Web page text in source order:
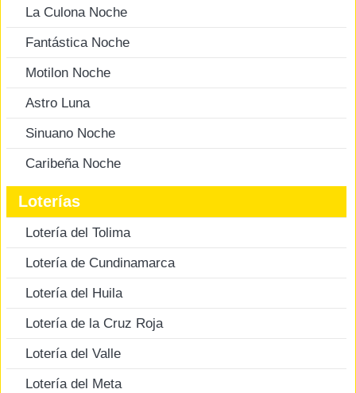
La Culona Noche
Fantástica Noche
Motilon Noche
Astro Luna
Sinuano Noche
Caribeña Noche
Loterías
Lotería del Tolima
Lotería de Cundinamarca
Lotería del Huila
Lotería de la Cruz Roja
Lotería del Valle
Lotería del Meta